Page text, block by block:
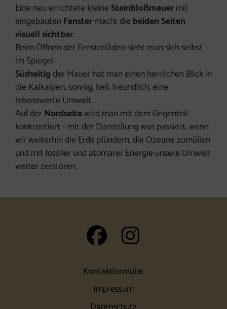
Eine neu errichtete kleine Steinbloßmauermit
eingebauten Fenstermacht die beiden Seiten
visuell sichtbar.
Beim Öffnen der Fensterläden sieht man sich selbst
im Spiegel.
Südseitigder Mauer hat man einen herrlichen Blick in
die Kalkalpen, sonnig, hell, freundlich, eine
lebenswerte Umwelt.
Auf der Nordseitewird man mit dem Gegenteil
konkrontiert - mit der Darstellung was passiert, wenn
wir weiterhin die Erde plündern, die Ozeane zumüllen
und mit fossiler und atomarer Energie unsere Umwelt
weiter zerstören.
auf
Kontaktformular
Impressum